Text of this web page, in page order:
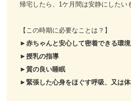
帰宅したら、1ケ月間は安静にしたい
【この時期に必要なことは？】
►赤ちゃんと安心して密着できる環境
►授乳の指導
►質の良い睡眠
►緊張した心身をほぐす呼吸、又は